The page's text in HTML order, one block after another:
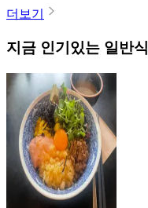
더보기
지금 인기있는 일반식